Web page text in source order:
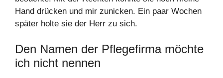
Hand drücken und mir zunicken. Ein paar Wochen
später holte sie der Herr zu sich.
Den Namen der Pflegefirma möchte
ich nicht nennen